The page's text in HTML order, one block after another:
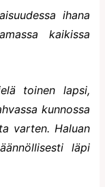
ihana
kaikissa
toinen lapsi,
kunnossa
varten. Haluan
läpi